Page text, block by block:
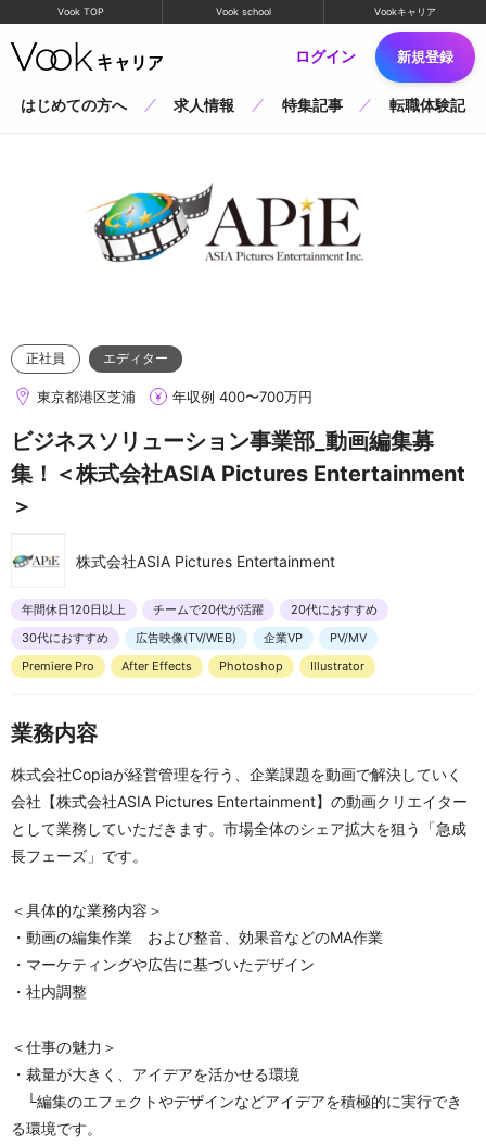
Vook TOP Vook school Vookキャリア
ログイン 新規登録
はじめての方へ 求人情報 特集記事 転職体験記
正社員 エディター
東京都港区芝浦 年収例 400〜700万円
ビジネスソリューション事業部_動画編集募
集！＜株式会社ASIA Pictures Entertainment
＞
株式会社ASIA Pictures Entertainment
年間休日120日以上 チームで20代が活躍
20代におすすめ
30代におすすめ
広告映像(TV/WEB) 企業VP
PV/MV
Premiere Pro
After Effects Photoshop Illustrator
業務内容
株式会社Copiaが経営管理を行う、企業課題を動画で解決していく
会社【株式会社ASIA Pictures Entertainment】の動画クリエイター
として業務していただきます。市場全体のシェア拡大を狙う「急成
長フェーズ」です。
＜具体的な業務内容＞
・動画の編集作業　および整音、効果音などのMA作業
・マーケティングや広告に基づいたデザイン
・社内調整
＜仕事の魅力＞
・裁量が大きく、アイデアを活かせる環境
└編集のエフェクトやデザインなどアイデアを積極的に実行でき
る環境です。